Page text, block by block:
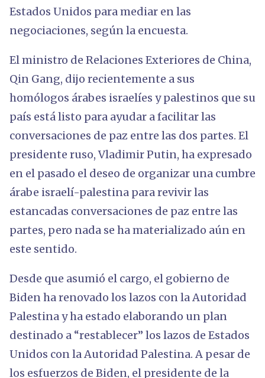
Estados Unidos para mediar en las
negociaciones, según la encuesta.
El ministro de Relaciones Exteriores de China,
Qin Gang, dijo recientemente a sus
homólogos árabes israelíes y palestinos que su
país está listo para ayudar a facilitar las
conversaciones de paz entre las dos partes. El
presidente ruso, Vladimir Putin, ha expresado
en el pasado el deseo de organizar una cumbre
árabe israelí-palestina para revivir las
estancadas conversaciones de paz entre las
partes, pero nada se ha materializado aún en
este sentido.
Desde que asumió el cargo, el gobierno de
Biden ha renovado los lazos con la Autoridad
Palestina y ha estado elaborando un plan
destinado a “restablecer” los lazos de Estados
Unidos con la Autoridad Palestina. A pesar de
los esfuerzos de Biden, el presidente de la